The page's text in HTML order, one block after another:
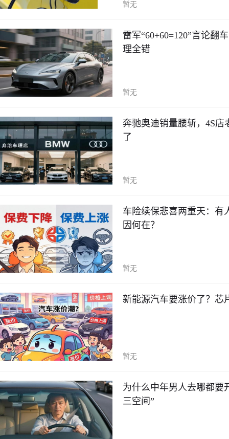
暂无
雷军“60+60=120”言论翻
理全错
暂无
奔驰奥迪销量腰斩，4S
了
暂无
车险续保悲喜两重天：有
因何在？
暂无
新能源汽车要涨价了？芯
暂无
为什么中年男人去哪都要
三空间”